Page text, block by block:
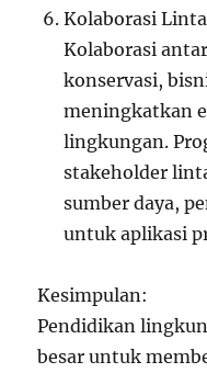
Kolaborasi
Kolaborasi
konservasi,
meningkatkan
lingkungan.
stakeholder
sumber daya,
untuk aplikasi
Kesimpulan:
Pendidikan
besar untuk